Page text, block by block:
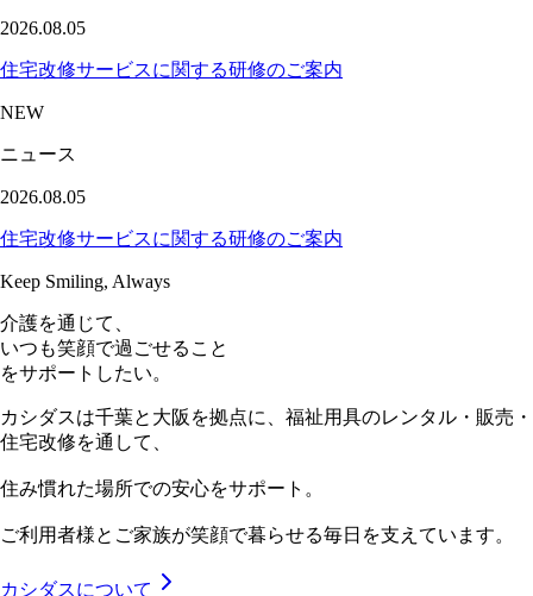
2026.08.05
住宅改修サービスに関する研修のご案内
NEW
ニュース
2026.08.05
住宅改修サービスに関する研修のご案内
Keep Smiling, Always
介護を通じて、
いつも笑顔で過ごせること
をサポートしたい。
カシダスは千葉と大阪を拠点に、福祉用具のレンタル・販売・
住宅改修を通して、
住み慣れた場所での安心をサポート。
ご利用者様とご家族が笑顔で暮らせる毎日を支えています。
カシダスについて